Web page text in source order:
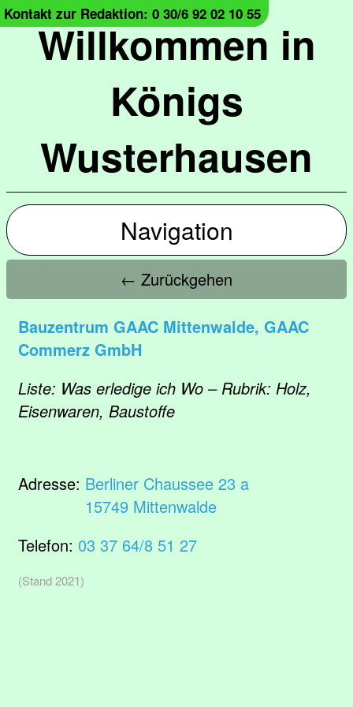
Willkommen in
Königs
Wusterhausen
Kontakt zur Redaktion: 0 30/6 92 02 10 55
Navigation
← Zurückgehen
Bauzentrum GAAC Mittenwalde, GAAC
Commerz GmbH
Liste: Was erledige ich Wo – Rubrik: Holz,
Eisenwaren, Baustoffe
Adresse: Berliner Chaussee 23 a
15749 Mittenwalde
Telefon: 03 37 64/8 51 27
(Stand 2021)